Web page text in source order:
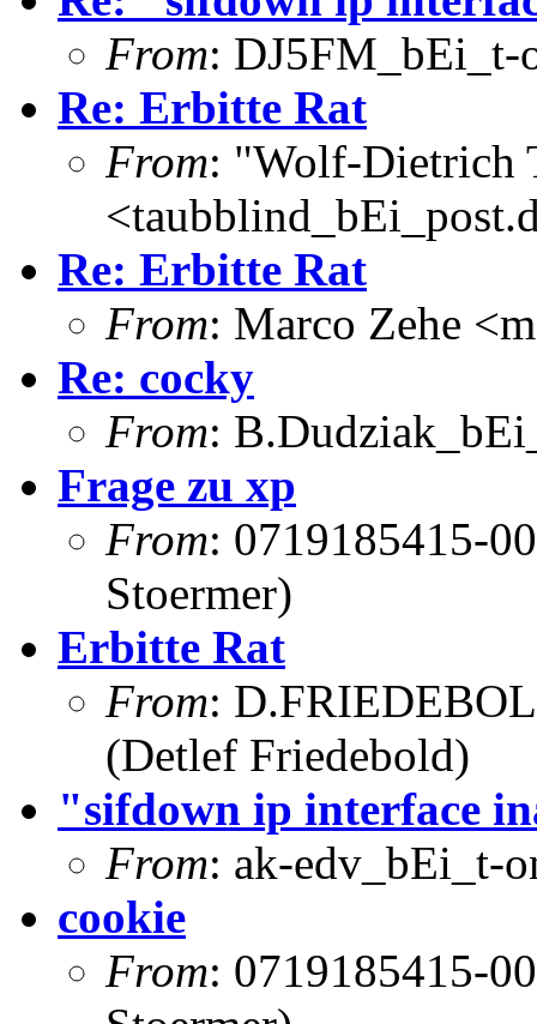
From: DJ5FM_bEi_t-
Re: Erbitte Rat
From: "Wolf-Dietrich
Re: Erbitte Rat
From: Marco Zehe
Re: cocky
From:
Frage zu xp
From: 0719185415-
Stoermer)
Erbitte Rat
From:
(Detlef Friedebold)
"sifdown ip interface
From: ak-edv_bEi_t-
cookie
From: 0719185415-